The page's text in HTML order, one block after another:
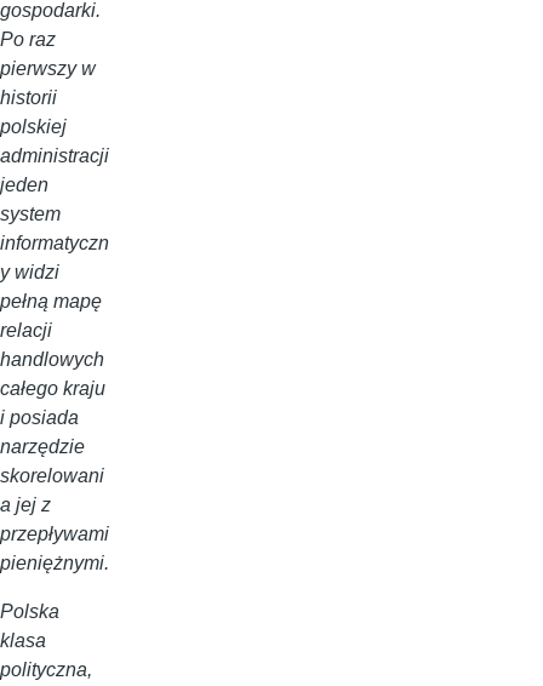
gospodarki.
Po raz
pierwszy w
historii
polskiej
administracji
jeden
system
informatyczn
y widzi
pełną mapę
relacji
handlowych
całego kraju
i posiada
narzędzie
skorelowani
a jej z
przepływami
pieniężnymi.
Polska
klasa
polityczna,